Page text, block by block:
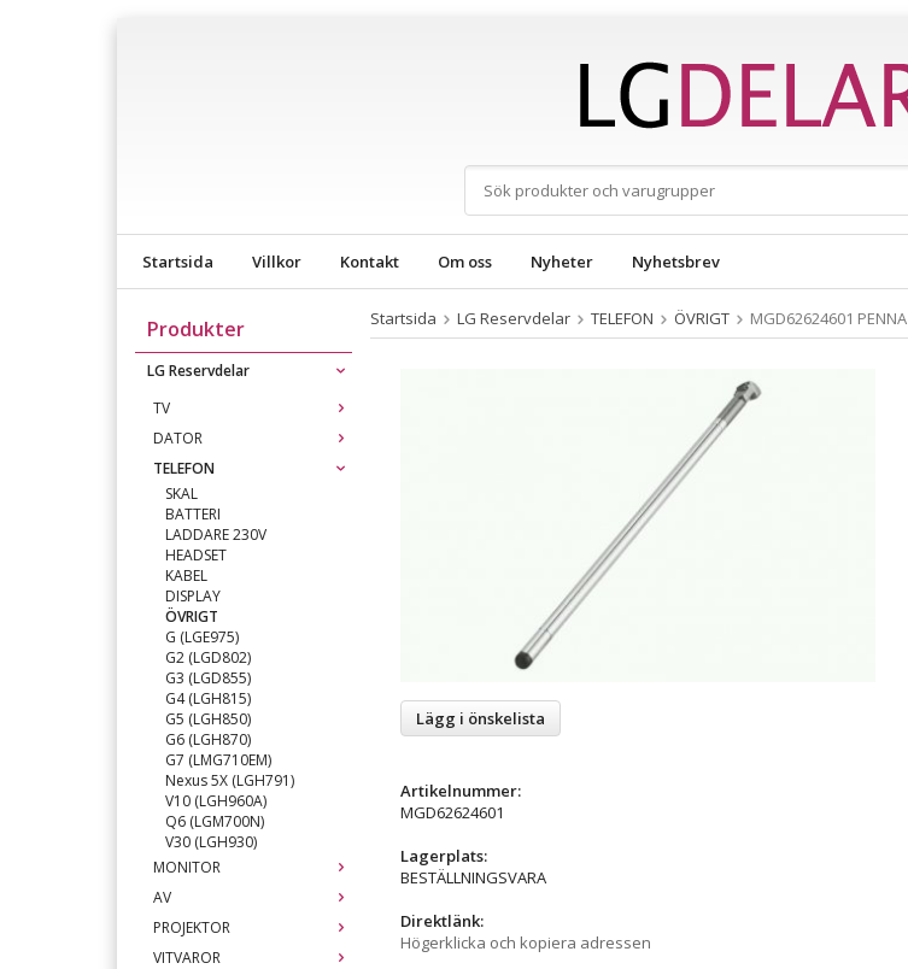
Startsida Villkor Kontakt Om oss Nyheter Nyhetsbrev
Produkter
LG Reservdelar
TV
DATOR
TELEFON
SKAL
BATTERI
LADDARE 230V
HEADSET
KABEL
DISPLAY
ÖVRIGT
G (LGE975)
G2 (LGD802)
G3 (LGD855)
G4 (LGH815)
G5 (LGH850)
G6 (LGH870)
G7 (LMG710EM)
Nexus 5X (LGH791)
V10 (LGH960A)
Q6 (LGM700N)
V30 (LGH930)
MONITOR
AV
PROJEKTOR
VITVAROR
Startsida LG Reservdelar TELEFON ÖVRIGT MGD62624601 PENNA
Lägg i önskelista
Artikelnummer:
MGD62624601
Lagerplats:
BESTÄLLNINGSVARA
Direktlänk:
Högerklicka och kopiera adressen